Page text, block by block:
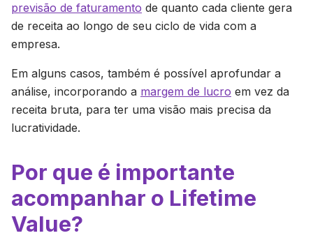
previsão de faturamento de quanto cada cliente gera
de receita ao longo de seu ciclo de vida com a
empresa.
Em alguns casos, também é possível aprofundar a
análise, incorporando a margem de lucro em vez da
receita bruta, para ter uma visão mais precisa da
lucratividade.
Por que é importante
acompanhar o Lifetime
Value?